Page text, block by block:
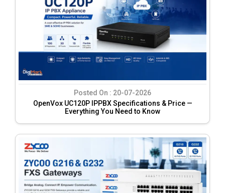
Posted On : 20-07-2026
OpenVox UC120P IPPBX Specifications & Price —
Everything You Need to Know